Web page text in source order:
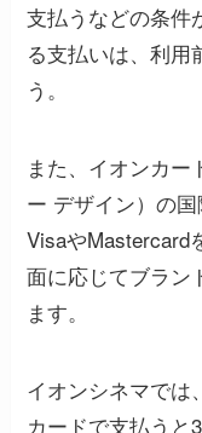
支払うなどの条件
る支払いは、利用
う。
また、イオンカー
ー デザイン）の
VisaやMastercard
面に応じてブラン
ます。
イオンシネマでは
カードで支払うと